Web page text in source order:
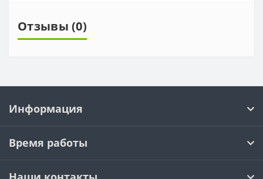
Отзывы (0)
Информация
Время работы